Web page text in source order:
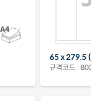
65 x 279.5
규격코드 :